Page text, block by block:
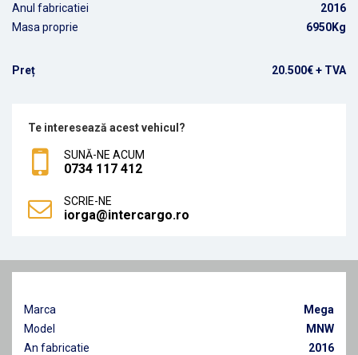
Anul fabricatiei
2016
Masa proprie
6950Kg
Preț 20.500€ + TVA
Te interesează acest vehicul?
SUNĂ-NE ACUM
0734 117 412
SCRIE-NE
iorga@intercargo.ro
Marca
Mega
Model
MNW
An fabricatie
2016